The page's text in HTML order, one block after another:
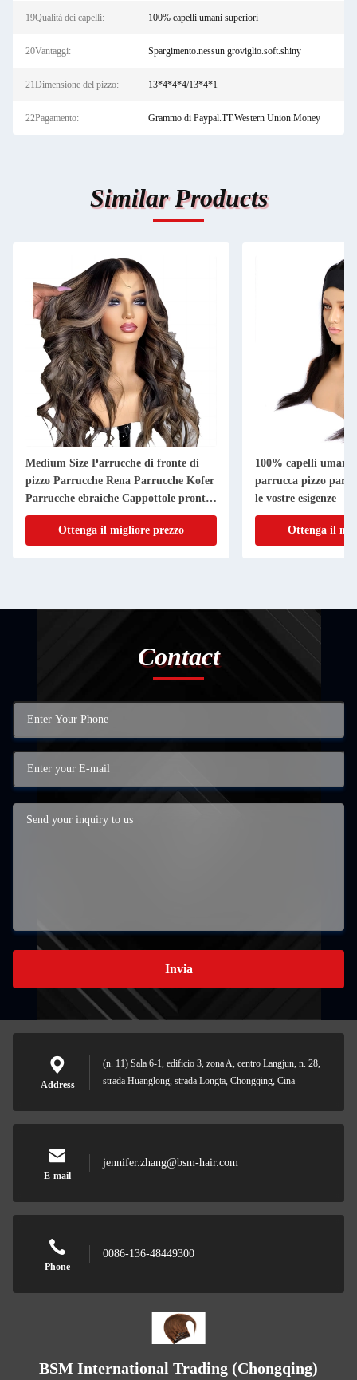
19Qualità dei capelli: 100% capelli umani superiori
20Vantaggi: Spargimento.nessun groviglio.soft.shiny
21Dimensione del pizzo: 13*4*4*4/13*4*1
22Pagamento: Grammo di Paypal.TT.Western Union.Money
Similar Products
Medium Size Parrucche di fronte di
pizzo Parrucche Rena Parrucche Kofer
Parrucche ebraiche Cappottole pronte
per la spedizione 24 26 pollici
Ottenga il migliore prezzo
100% capelli umani
parrucca pizzo
le vostre esigenze
Ottenga il
Contact
Invia
Address
(n. 11) Sala 6-1, edificio 3, zona A, centro Langjun, n. 28,
strada Huanglong, strada Longta, Chongqing, Cina
E-mail
jennifer.zhang@bsm-hair.com
Phone
0086-136-48449300
BSM International Trading (Chongqing)